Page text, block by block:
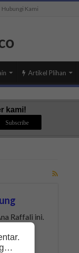
Hubungi Kami
Artikel Plihan
kami!
Raffali ini.